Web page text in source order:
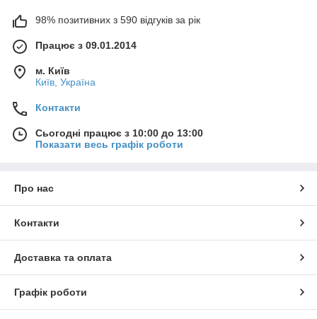
98% позитивних з 590 відгуків за рік
Працює з 09.01.2014
м. Київ
Київ, Україна
Контакти
Сьогодні працює з 10:00 до 13:00
Показати весь графік роботи
Про нас
Контакти
Доставка та оплата
Графік роботи